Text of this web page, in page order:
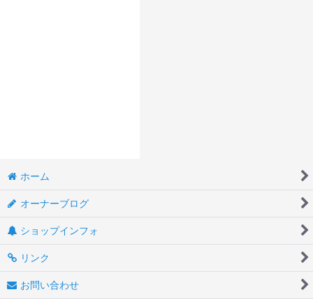
ホーム
オーナーブログ
ショップインフォ
リンク
お問い合わせ